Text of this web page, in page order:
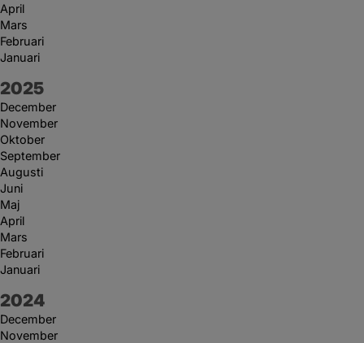
April
Mars
Februari
Januari
År:
2025
December
November
Oktober
September
Augusti
Juni
Maj
April
Mars
Februari
Januari
År:
2024
December
November